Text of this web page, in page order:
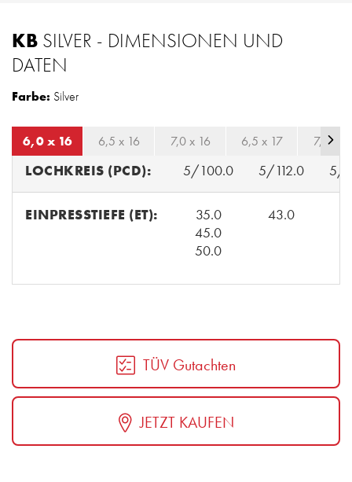
KB SILVER - DIMENSIONEN UND
DATEN
Farbe: Silver
6,0 x 16 6,5 x 16 7,0 x 16 6,5 x 17 7,0 x
LOCHKREIS (PCD): 5/100.0 5/112.0 5/
EINPRESSTIEFE (ET):
35.0
45.0
50.0
43.0
TÜV Gutachten
JETZT KAUFEN